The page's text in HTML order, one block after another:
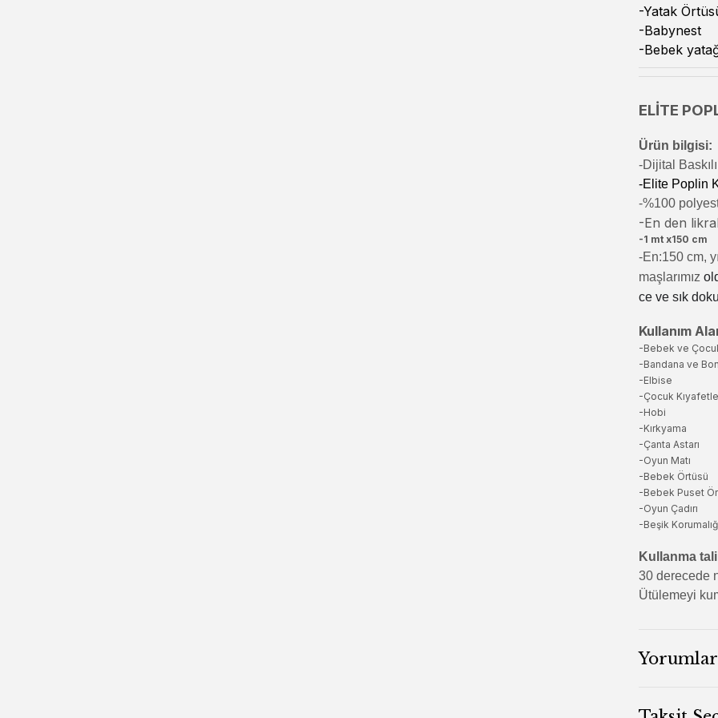
-Yatak
-Babynest
-Bebek
ELİTE
Ürün bilgisi:
-Dijital
-Elite Poplin
-%100
-En den
-1 mt x150 cm
-En:150 cm,
maşlarımız
ce ve sık
Kullanım
-Bebek ve
-Bandana ve
-Elbise
-Çocuk
-Hobi
-Kırkyama
-Çanta Astarı
-Oyun Matı
-Bebek Örtüsü
-Bebek Puset
-Oyun Çadırı
-Beşik
Kullanma
30 derecede
Ütülemeyi
Yorumlar